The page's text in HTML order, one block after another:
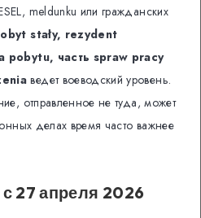
meldunku или гражданских
stały, rezydent
pobytu, часть spraw pracy
ведет воеводский уровень.
отправленное не туда, может
делах время часто важнее
27 апреля 2026